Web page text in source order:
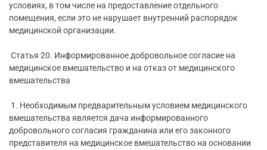
условиях, в том числе на предоставление отдельного
помещения, если это не нарушает внутренний распорядок
медицинской организации.
Статья 20. Информированное добровольное согласие на
медицинское вмешательство и на отказ от медицинского
вмешательства
1. Необходимым предварительным условием медицинского
вмешательства является дача информированного
добровольного согласия гражданина или его законного
представителя на медицинское вмешательство на основании